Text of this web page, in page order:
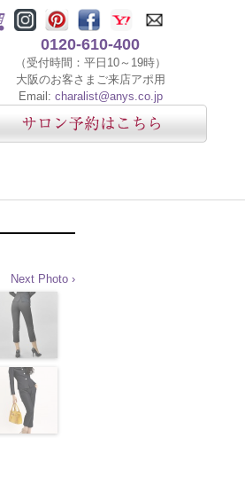
0120-610-400
（受付時間：平日10～19時）
大阪のお客さまご来店アポ用
Email: charalist@anys.co.jp
Next Photo ›